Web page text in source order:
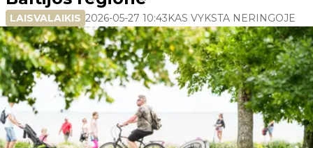
LAISVALAIKIS 2026-05-27 10:43KAS VYKSTA NERINGOJE